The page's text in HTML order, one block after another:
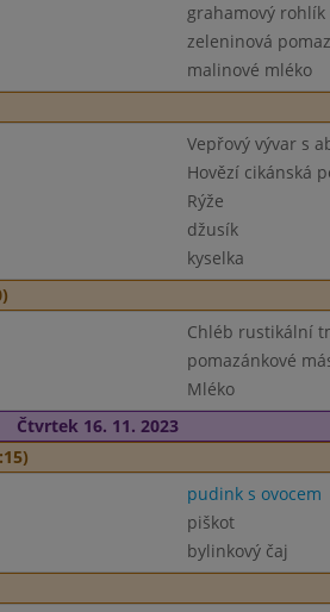
grahamový rohlík
zeleninová
malinové mléko
Vepřový vývar s
Hovězí cikánská
Rýže
džusík
kyselka
Chléb rustikální
pomazánkové
Mléko
Čtvrtek 16. 11. 2023
pudink s ovocem
piškot
bylinkový čaj